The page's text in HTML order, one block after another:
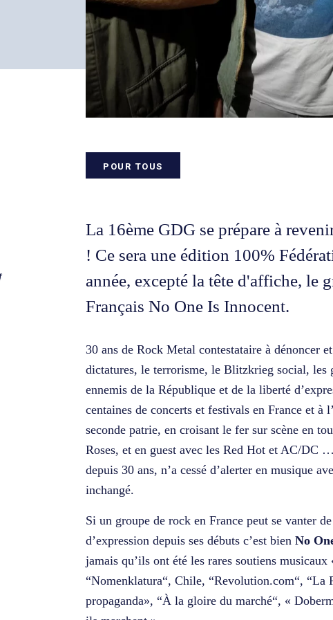
POUR TOUS
La 16ème GDG se prépare à
! Ce sera une édition 100%
année, excepté la tête d'affiche, le
Français No One Is Innocent.
30 ans de Rock Metal contestataire à dénoncer
dictatures, le terrorisme, le Blitzkrieg social, les
ennemis de la République et de la liberté
centaines de concerts et festivals en France et à
seconde patrie, en croisant le fer sur scène en
Roses, et en guest avec les Red Hot et AC/DC
depuis 30 ans, n’a cessé d’alerter en musique
inchangé.
Si un groupe de rock en France peut se vanter
d’expression depuis ses débuts c’est bien No
jamais qu’ils ont été les rares soutiens
“Nomenklatura“, Chile, “Revolution.com“, “La
propaganda», “À la gloire du marché“, «